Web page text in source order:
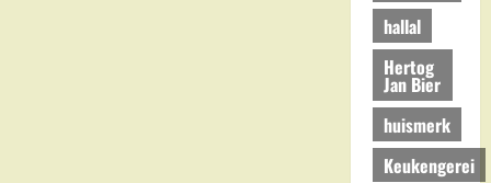
hallal
Hertog
Jan Bier
huismerk
Keukengerei